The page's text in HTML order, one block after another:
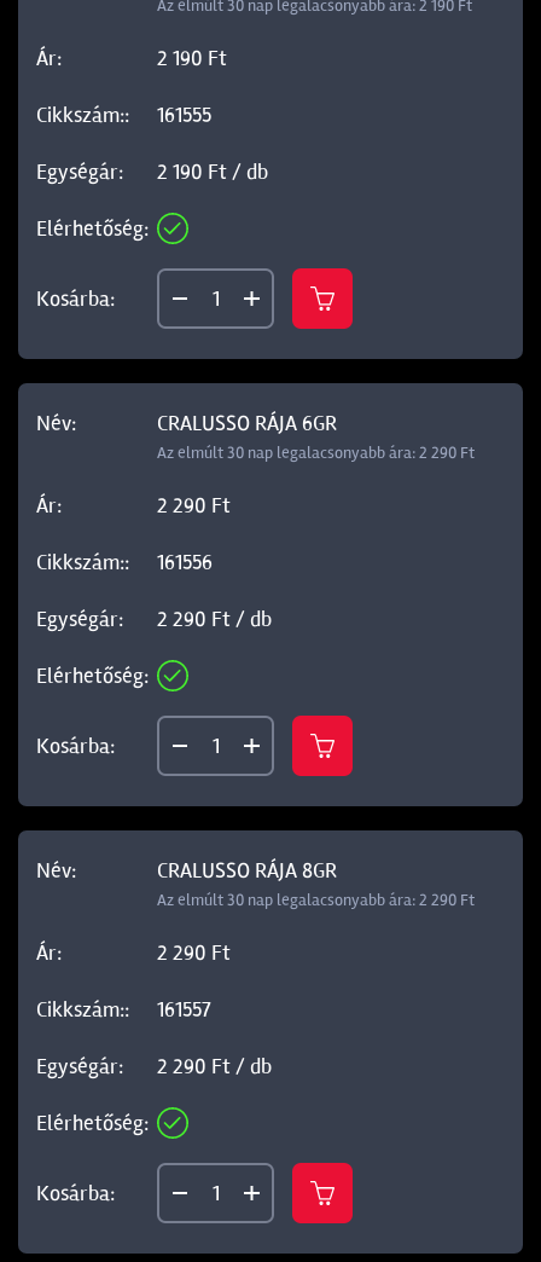
Az elmúlt 30 nap legalacsonyabb ára: 2 190 Ft
2 190 Ft
161555
2 190 Ft / db
CRALUSSO RÁJA 6GR
Az elmúlt 30 nap legalacsonyabb ára: 2 290 Ft
2 290 Ft
161556
2 290 Ft / db
CRALUSSO RÁJA 8GR
Az elmúlt 30 nap legalacsonyabb ára: 2 290 Ft
2 290 Ft
161557
2 290 Ft / db